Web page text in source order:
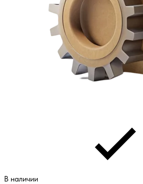
В наличии